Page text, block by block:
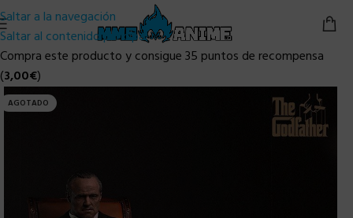
Saltar a la navegación
Saltar al contenido principal
Compra este producto y consigue 35 puntos de recompensa
(3,00€)
AGOTADO